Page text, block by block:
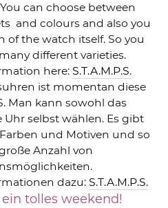
You can choose between
and colours and also you
of the watch itself. So you
different varieties.
here: S.T.A.M.P.S.
ist momentan diese
Man kann sowohl das
selbst wählen. Es gibt
und Motiven und so
Anzahl von
dazu: S.T.A.M.P.S.
tolles weekend!